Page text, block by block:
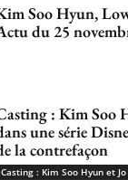
Soo Hyun,
du 25
: Kim Soo
une série
la contrefaçon
Casting : Kim Soo Hyun et